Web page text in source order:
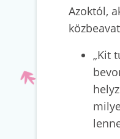
Azoktól,
„Kit